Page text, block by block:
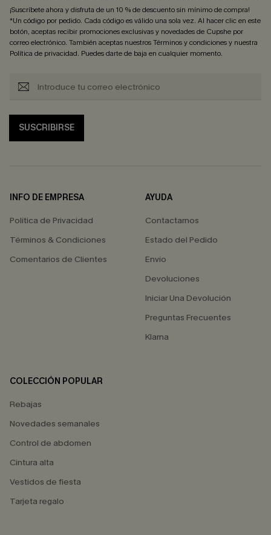
¡Suscríbete ahora y disfruta de un 10 % de descuento sin mínimo de compra!
*Un código por pedido. Cada código es válido una sola vez. Al hacer clic en este
botón, aceptas recibir promociones exclusivas y novedades de Cupshe por
correo electrónico. También aceptas nuestrosTérminos y condicionesy nuestra
Política de privacidad. Puedes darte de baja en cualquier momento.
SUSCRIBIRSE
INFO DE EMPRESA
Política de Privacidad
Términos & Condiciones
Comentarios de Clientes
AYUDA
Contactarnos
Estado del Pedido
Envío
Devoluciones
Iniciar Una Devolución
Preguntas Frecuentes
Klarna
COLECCIÓN POPULAR
Rebajas
Novedades semanales
Control de abdomen
Cintura alta
Vestidos de fiesta
Tarjeta regalo